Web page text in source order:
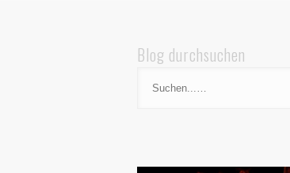
Blog durchsuchen